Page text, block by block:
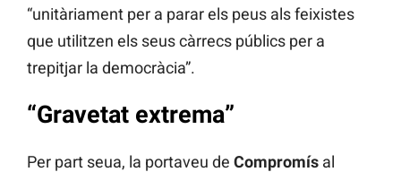
“unitàriament per a parar els peus als feixistes
que utilitzen els seus càrrecs públics per a
trepitjar la democràcia”.
“Gravetat extrema”
Per part seua, la portaveu de Compromís al